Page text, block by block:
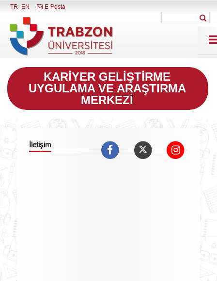
Menüyü Kapat
TR EN E-Posta
KARIYER GELIŞTIRME
UYGULAMA VE ARAŞTIRMA
MERKEZI
İletişim